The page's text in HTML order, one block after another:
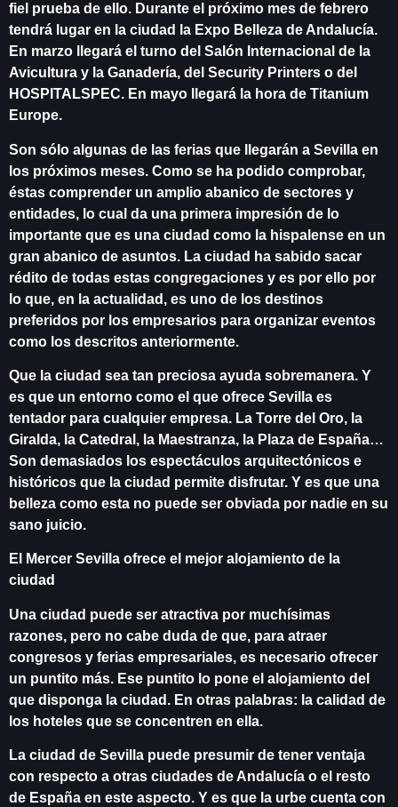
fiel prueba de ello. Durante el próximo mes de febrero
tendrá lugar en la ciudad la Expo Belleza de Andalucía.
En marzo llegará el turno del Salón Internacional de la
Avicultura y la Ganadería, del Security Printers o del
HOSPITALSPEC. En mayo llegará la hora de Titanium
Europe.
Son sólo algunas de las ferias que llegarán a Sevilla en
los próximos meses. Como se ha podido comprobar,
éstas comprender un amplio abanico de sectores y
entidades, lo cual da una primera impresión de lo
importante que es una ciudad como la hispalense en un
gran abanico de asuntos. La ciudad ha sabido sacar
rédito de todas estas congregaciones y es por ello por
lo que, en la actualidad, es uno de los destinos
preferidos por los empresarios para organizar eventos
como los descritos anteriormente.
Que la ciudad sea tan preciosa ayuda sobremanera. Y
es que un entorno como el que ofrece Sevilla es
tentador para cualquier empresa. La Torre del Oro, la
Giralda, la Catedral, la Maestranza, la Plaza de España…
Son demasiados los espectáculos arquitectónicos e
históricos que la ciudad permite disfrutar. Y es que una
belleza como esta no puede ser obviada por nadie en su
sano juicio.
El Mercer Sevilla ofrece el mejor alojamiento de la
ciudad
Una ciudad puede ser atractiva por muchísimas
razones, pero no cabe duda de que, para atraer
congresos y ferias empresariales, es necesario ofrecer
un puntito más. Ese puntito lo pone el alojamiento del
que disponga la ciudad. En otras palabras: la calidad de
los hoteles que se concentren en ella.
La ciudad de Sevilla puede presumir de tener ventaja
con respecto a otras ciudades de Andalucía o el resto
de España en este aspecto. Y es que la urbe cuenta con